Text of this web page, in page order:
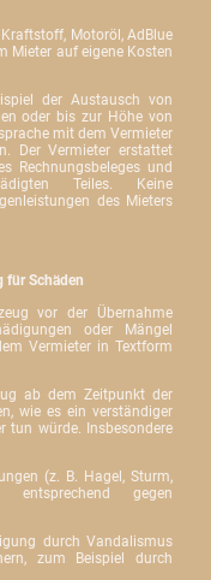
Motoröl, AdBlue
Mieter auf eigene Kosten
der Austausch von
oder bis zur Höhe von
mit dem Vermieter
Der Vermieter erstattet
Rechnungsbeleges und
Teiles. Keine
des Mieters
für Schäden
vor der Übernahme
oder Mängel
Vermieter in Textform
ab dem Zeitpunkt der
wie es ein verständiger
tun würde. Insbesondere
(z. B. Hagel, Sturm,
entsprechend gegen
durch Vandalismus
zum Beispiel durch